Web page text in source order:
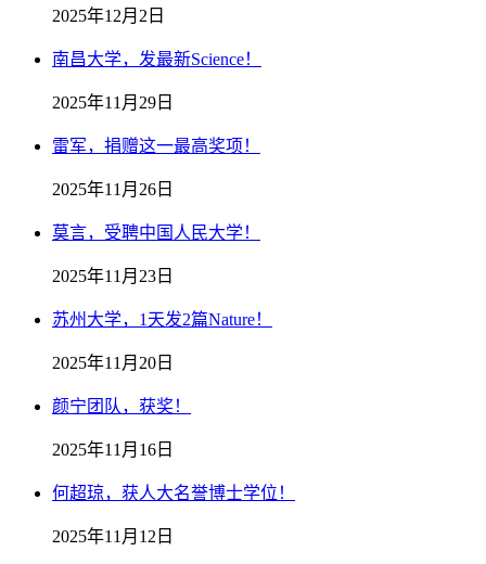
2025年12月2日
南昌大学，发最新Science！
2025年11月29日
雷军，捐赠这一最高奖项！
2025年11月26日
莫言，受聘中国人民大学！
2025年11月23日
苏州大学，1天发2篇Nature！
2025年11月20日
颜宁团队，获奖！
2025年11月16日
何超琼，获人大名誉博士学位！
2025年11月12日